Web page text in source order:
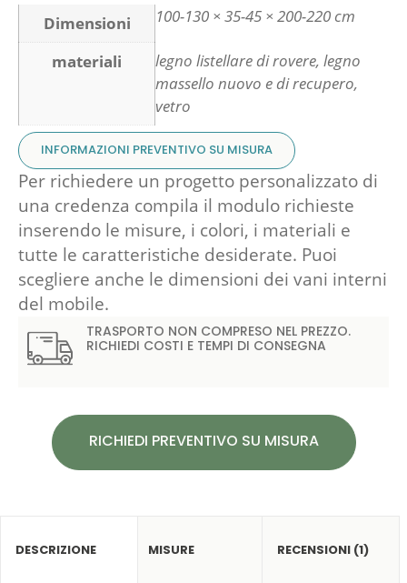
Dimensioni 100-130 × 35-45 × 200-220 cm
materiali
legno listellare di rovere, legno
massello nuovo e di recupero,
vetro
INFORMAZIONI PREVENTIVO SU MISURA
Per richiedere un progetto personalizzato di
una credenza compila il modulo richieste
inserendo le misure, i colori, i materiali e
tutte le caratteristiche desiderate. Puoi
scegliere anche le dimensioni dei vani interni
del mobile.
TRASPORTO NON COMPRESO NEL PREZZO.
RICHIEDI COSTI E TEMPI DI CONSEGNA
RICHIEDI PREVENTIVO SU MISURA
DESCRIZIONE MISURE RECENSIONI (1)